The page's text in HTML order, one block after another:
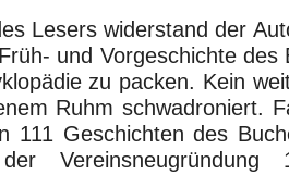
Lesers widerstand der
und Vorgeschichte des
zu packen. Kein
Ruhm schwadroniert.
111 Geschichten des
Vereinsneugründung